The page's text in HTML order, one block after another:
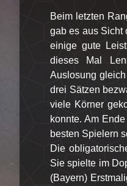
Beim letzten
gab es aus Sicht
einige gute
dieses Mal
Auslosung
drei Sätzen
viele Körner
konnte. Am
besten Spielern
Die
Sie spielte im
(Bayern)